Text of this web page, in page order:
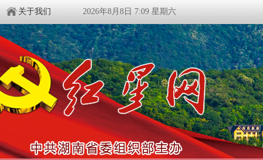
关于我们 2026年8月8日 7:09 星期六